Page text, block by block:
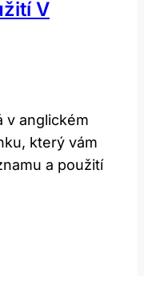
V
v anglickém
který vám
a použití